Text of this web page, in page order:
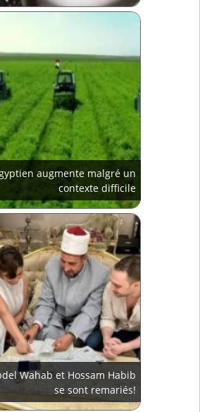
augmente malgré un
contexte difficile
Wahab et Hossam Habib
se sont remariés!